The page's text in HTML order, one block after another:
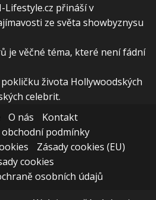
přináší v
ze světa showbyznysu
je věčné téma, které není fádní
života Hollywoodských
celebrit.
O nás
Kontakt
obchodní podmínky
Zásady cookies (EU)
cookies
osobních údajů